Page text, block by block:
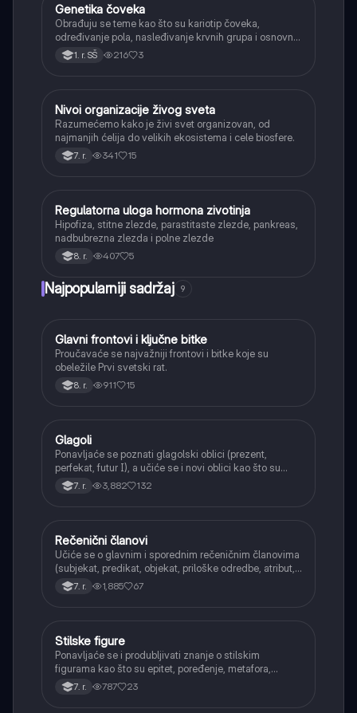
Biologija
Genetika čoveka
Obrađuju se teme kao što su kariotip čoveka,
određivanje pola, nasleđivanje krvnih grupa i osnovni
primeri naslednih bolesti.
1. r. SŠ 216 3
Biologija
Nivoi organizacije živog sveta
Razumećemo kako je živi svet organizovan, od
najmanjih ćelija do velikih ekosistema i cele biosfere.
7. r. 341 15
Biologija
Regulatorna uloga hormona zivotinja
Hipofiza, stitne zlezde, parastitaste zlezde, pankreas,
nadbubrezna zlezda i polne zlezde
8. r. 407 5
Najpopularniji sadržaj 9
Istorija
Glavni frontovi i ključne bitke
Proučavaće se najvažniji frontovi i bitke koje su
obeležile Prvi svetski rat.
8. r. 911 15
Srpski jezik
Glagoli
Ponavljaće se poznati glagolski oblici (prezent,
perfekat, futur I), a učiće se i novi oblici kao što su
aorist, imperfekat, pluskvamperfekat, futur II, kao i
glagolski prilozi i pridevi.
7. r. 3,882 132
Srpski jezik
Rečenični članovi
Učiće se o glavnim i sporednim rečeničnim članovima
(subjekat, predikat, objekat, priloške odredbe, atribut,
apozicija) i njihovoj funkciji.
7. r. 1,885 67
Srpski jezik
Stilske figure
Ponavljaće se i produbljivati znanje o stilskim
figurama kao što su epitet, poređenje, metafora,
personifikacija, hiperbola, onomatopeja, aliteracija i
asonanca, razumevajući njihovu ulogu u tekstu.
7. r. 787 23